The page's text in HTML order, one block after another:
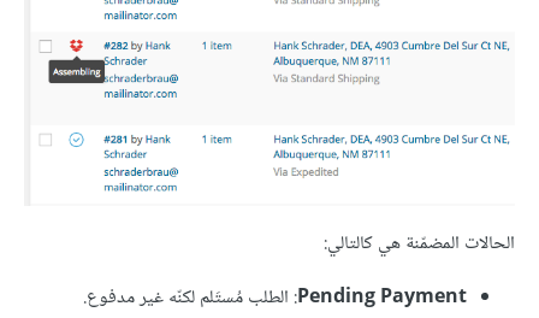
الحالات المضمّنة هي كالتالي:
Pending Payment: الطلب مُستَلم لكنّه غير مدفوع.